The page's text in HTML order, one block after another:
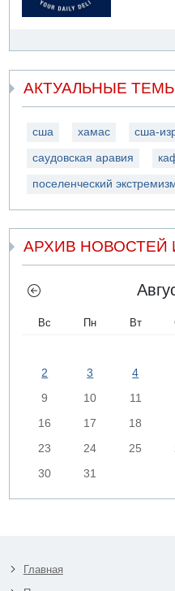
АКТУАЛЬНЫЕ
сша хамас сша-
саудовская аравия
поселенческий
АРХИВ НОВОСТЕЙ
Вс Пн Вт
2
3 4
9
10 11
16
17 18
23
24 25
30
31
Главная